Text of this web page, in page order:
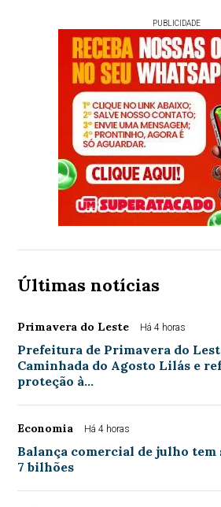
PUBLICIDADE
Últimas notícias
Primavera do Leste Há 4 horas
Prefeitura de Primavera do
Caminhada do Agosto Lilás e
proteção à…
Economia Há 4 horas
Balança comercial de julho tem
7 bilhões